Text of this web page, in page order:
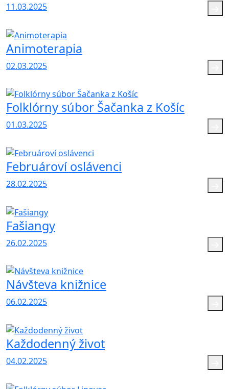
11.03.2025
Animoterapia
02.03.2025
Folklórny súbor Šačanka z Košíc
01.03.2025
Februároví oslávenci
28.02.2025
Fašiangy
26.02.2025
Návšteva knižnice
06.02.2025
Každodenný život
04.02.2025